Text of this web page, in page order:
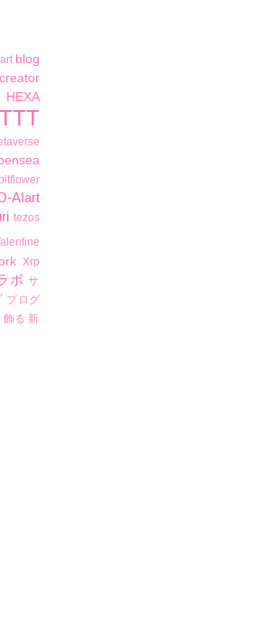
blog
creator
HEXA
AIart
tezos
Xrp
ボ サ
プログ
飾る 新